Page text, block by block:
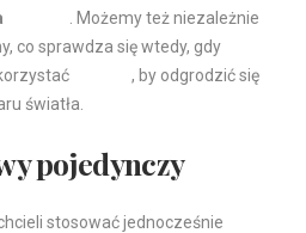
. Możemy też niezależnie
co sprawdza się wtedy, gdy
, by odgrodzić się
światła.
pojedynczy
stosować jednocześnie